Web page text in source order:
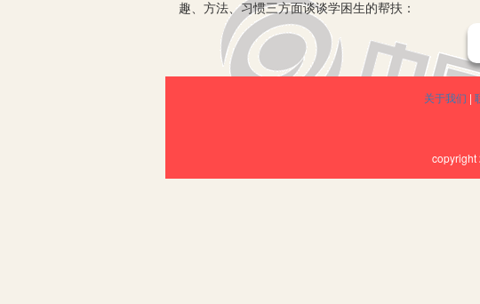
趣、方法、习惯三方面谈谈学困生的帮扶：
一、提高学生学习兴趣的方法
1.重情感教育，用爱心感染学生，增强学生的自尊
心，缩短师生之间的距离，让学生感到老师是他们的
生，不得动辄打骂、训斥学生。应该循循善诱，耐心
关于我们 |
copyright